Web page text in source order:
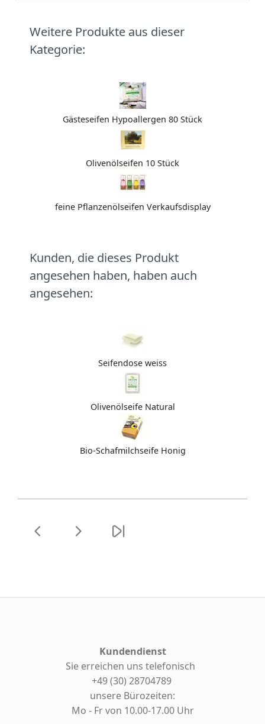
Weitere Produkte aus dieser
Kategorie:
Gästeseifen Hypoallergen 80 Stück
Olivenölseifen 10 Stück
feine Pflanzenölseifen Verkaufsdisplay
Kunden, die dieses Produkt
angesehen haben, haben auch
angesehen:
Seifendose weiss
Olivenölseife Natural
Bio-Schafmilchseife Honig
Kundendienst
Sie erreichen uns telefonisch
+49 (30) 28704789
unsere Bürozeiten:
Mo - Fr von 10.00-17.00 Uhr